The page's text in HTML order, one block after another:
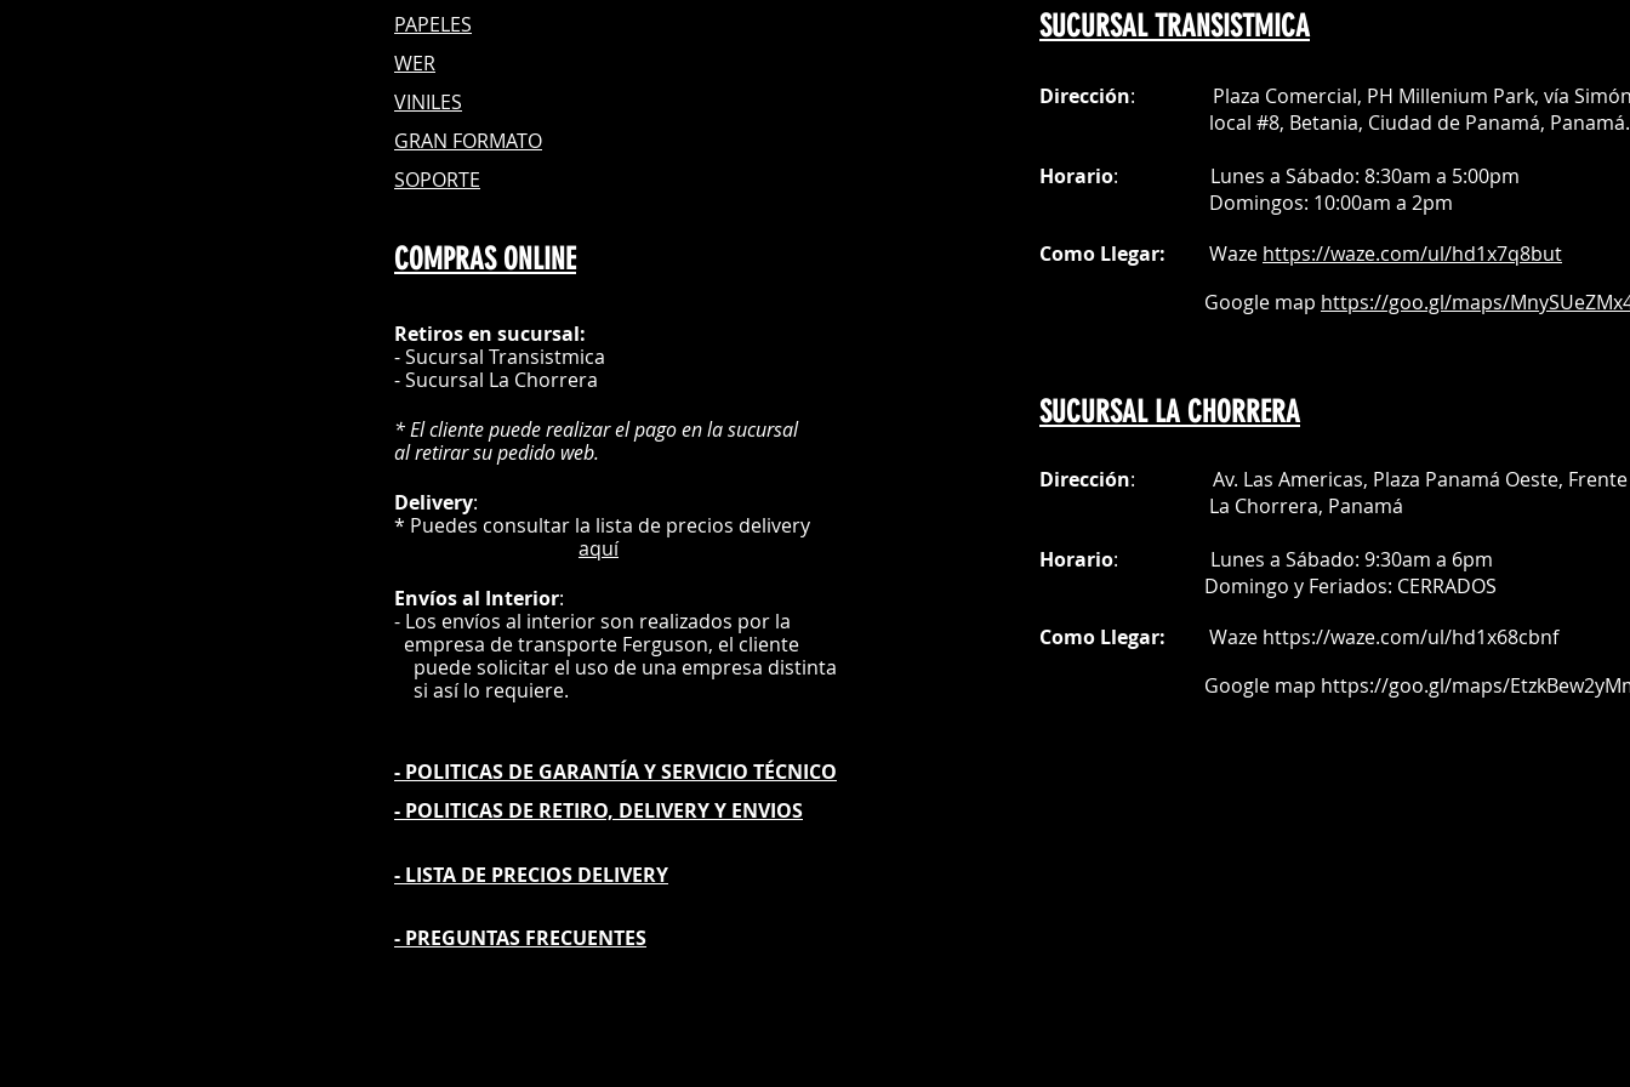
PAPELES
WER
VINILES
GRAN FORMATO
SOPORTE
COMPRAS ONLINE
Retiros en sucursal:
- Sucursal Transistmica
- Sucursal La Chorrera
* El cliente puede realizar el pago en la sucursal
al retirar su pedido web.
Delivery:
* Puedes consultar la lista de precios delivery
aquí
Envíosal Interior:
- Los envíos al interior son realizados por la
empresa de transporte Ferguson, el cliente
puede solicitar el uso de una empresa distinta
si así lo requiere.
- POLITICAS DE GARANTÍAY SERVICIO TÉCNICO
- POLITICAS DE RETIRO, DELIVERY Y ENVIOS
- LISTA DE PRECIOS DELIVERY
- PREGUNTAS FRECUENTES
SUCURSAL TRANSISTMICA
Dirección: Plaza Comercial, PH Millenium Park, vía
local #8, Betania, Ciudad de Panamá, Panamá.
Horario: Lunes a Sábado: 8:30am a 5:00pm
Domingos: 10:00am a 2pm
Como Llegar: Waze https://waze.com/ul/hd1x7q8but
Google map https://goo.gl/maps/
SUCURSAL LA CHORRERA
Dirección: Av. Las Americas, Plaza Panamá Oeste, Frente
La Chorrera, Panamá
Horario: Lunes a Sábado: 9:30am a 6pm
Domingo y Feriados: CERRADOS
Como Llegar: Waze https://waze.com/ul/hd1x68cbnf
Google map https://goo.gl/maps/